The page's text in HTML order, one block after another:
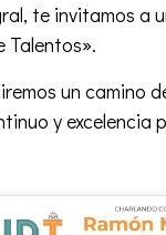
te invitamos a
Talentos».
un camino
y excelencia